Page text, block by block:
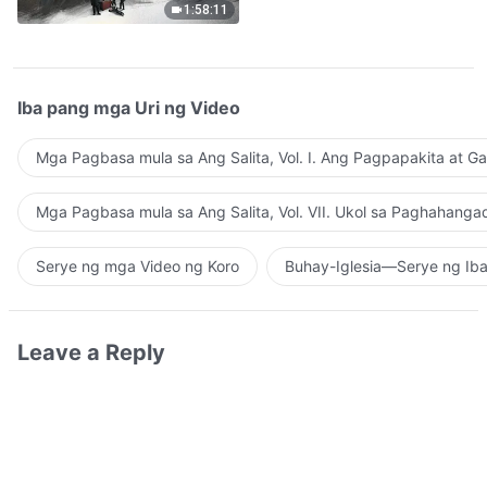
1:58:11
Iba pang mga Uri ng Video
Mga Pagbasa mula sa Ang Salita, Vol. I. Ang Pagpapakita at
Mga Pagbasa mula sa Ang Salita, Vol. VII. Ukol sa
Serye ng mga Video ng Koro Buhay-Iglesia—Serye ng
Leave a Reply